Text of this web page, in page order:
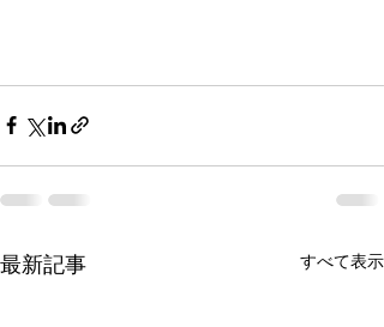
最新記事 すべて表示